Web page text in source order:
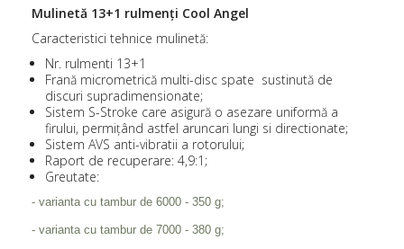
Mulinetă 13+1 rulmenți Cool Angel
Caracteristici tehnice mulinetă:
Nr. rulmenti 13+1
Frană micrometrică multi-disc spate sustinută de
discuri supradimensionate;
Sistem S-Stroke care asigură o asezare uniformă a
firului, permițând astfel aruncari lungi si directionate;
Sistem AVS anti-vibratii a rotorului;
Raport de recuperare: 4,9:1;
Greutate:
- varianta cu tambur de 6000 - 350 g;
- varianta cu tambur de 7000 - 380 g;